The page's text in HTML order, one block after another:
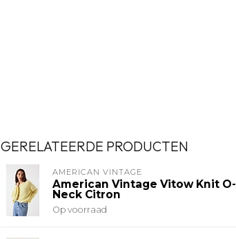
GERELATEERDE PRODUCTEN
AMERICAN VINTAGE
American Vintage Vitow Knit O-
Neck Citron
Op voorraad